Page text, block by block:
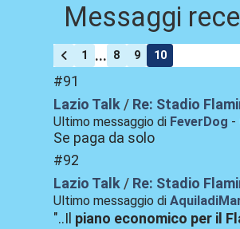
Messaggi
1 ... 8 9 10
#91
Lazio Talk/ Re: Stadio
Ultimo messaggio di FeverDog -
Se paga da solo
#92
Lazio Talk/ Re: Stadio
Ultimo messaggio di
"..Il piano economico per il